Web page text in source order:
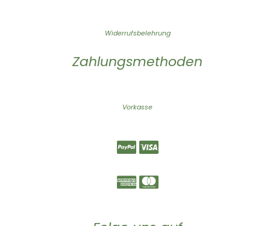
Widerrufsbelehrung
Zahlungsmethoden
Vorkasse